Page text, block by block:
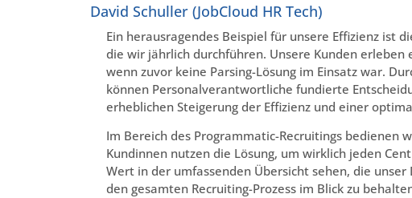
David Schuller (JobCloud HR Tech)
Ein herausragendes Beispiel für unsere Effizienz ist
die wir jährlich durchführen. Unsere Kunden
wenn zuvor keine Parsing-Lösung im Einsatz war.
können Personalverantwortliche fundierte
erheblichen Steigerung der Effizienz und einer
Im Bereich des Programmatic-Recruitings bedienen
Kundinnen nutzen die Lösung, um wirklich jeden
Wert in der umfassenden Übersicht sehen, die
den gesamten Recruiting-Prozess im Blick zu